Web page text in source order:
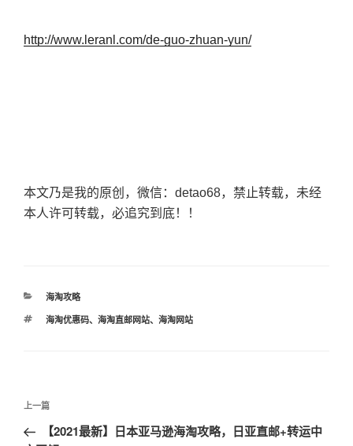
http://www.leranl.com/de-guo-zhuan-yun/
本文乃是我的原创，微信：detao68，禁止转载，未经
本人许可转载，必追究到底！！
分
海淘攻略
标
海淘优惠码、 海淘直邮网站、 海淘网站
文
上
一
上一篇
【2021最新】日本亚马逊海淘攻略，日亚直邮+转运中